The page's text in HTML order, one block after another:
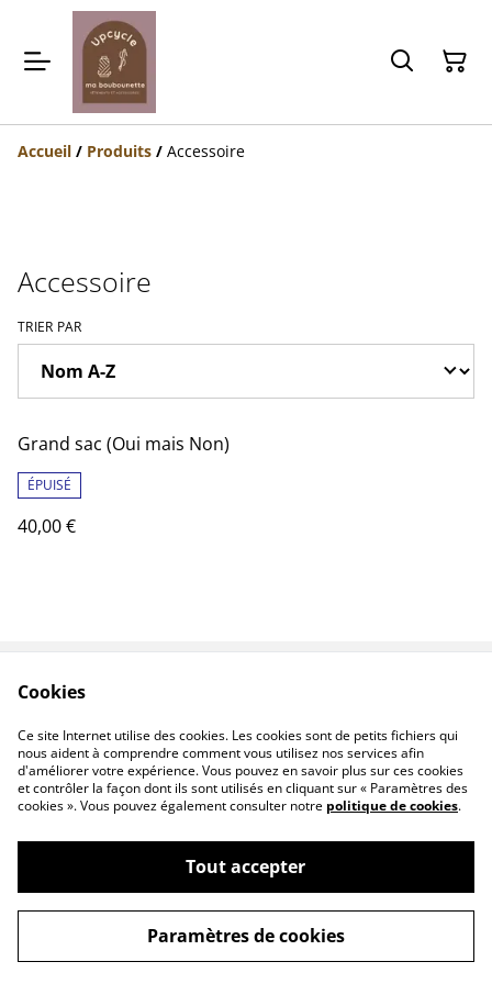
Accueil / Produits / Accessoire
Accessoire
TRIER PAR
Grand sac (Oui mais Non)
ÉPUISÉ
40,00 €
Politique de
confidentialité
Politique de cookies
©2026ma boubounette
powered by
Cookies
Ce site Internet utilise des cookies. Les cookies sont de petits fichiers qui
nous aident à comprendre comment vous utilisez nos services afin
d'améliorer votre expérience. Vous pouvez en savoir plus sur ces cookies
et contrôler la façon dont ils sont utilisés en cliquant sur « Paramètres des
cookies ». Vous pouvez également consulter notre politique de cookies.
Tout accepter
Paramètres de cookies